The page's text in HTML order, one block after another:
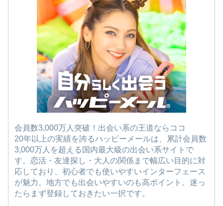
会員数3,000万人突破！出会い系の王道ならココ
20年以上の実績を誇るハッピーメールは、累計会員数
3,000万人を超える国内最大級の出会い系サイトで
す。恋活・友達探し・大人の関係まで幅広い目的に対
応しており、初心者でも使いやすいインターフェース
が魅力。地方でも出会いやすいのも高ポイント。迷っ
たらまず登録しておきたい一択です。